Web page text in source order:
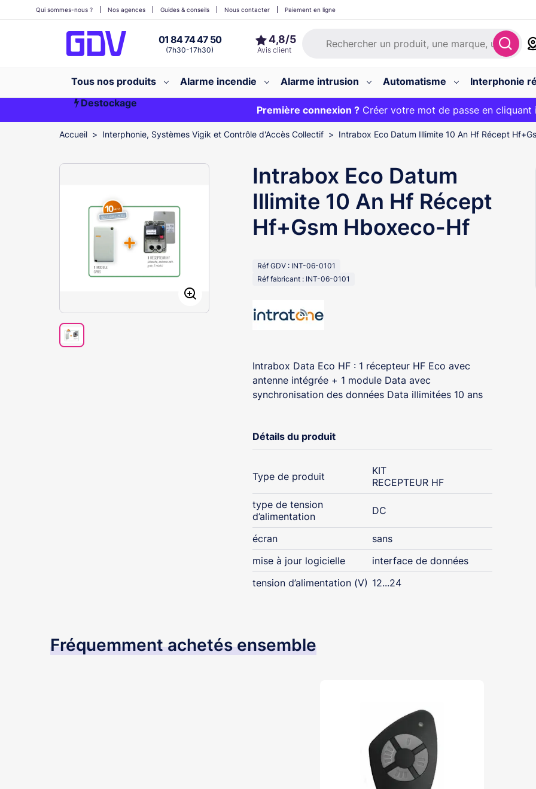
01 84 74 47 50
(7h30-17h30)
Qui sommes-nous ? Nos agences Guides & conseils Nous contacter Paiement en ligne
Tous nos produits Alarme incendie Alarme intrusion Automatisme
Interphonie
Destockage
Première commande ?20€ OFFERT sur votre panier et livraison 24/48h gratuite
Première connexion ?Créer votre mot de passe en
EXCLU WEB :
Accueil Interphonie, Systèmes Vigik et Contrôle d'Accès Collectif Intrabox Eco Datum Illimite 10 An Hf Récept
Intrabox Eco Datum
Illimite 10 An Hf Récept
Hf+Gsm Hboxeco-Hf
Réf GDV : INT-06-0101
Réf fabricant : INT-06-0101
Intrabox Data Eco HF : 1 récepteur HF Eco avec
antenne intégrée + 1 module Data avec
synchronisation des données Data illimitées 10 ans
Détails du produit
Type de produit
KIT
RECEPTEUR HF
type de tension
d’alimentation
DC
écran
sans
mise à jour logicielle
interface de données
tension d’alimentation (V) 12...24
Fréquemment achetés ensemble